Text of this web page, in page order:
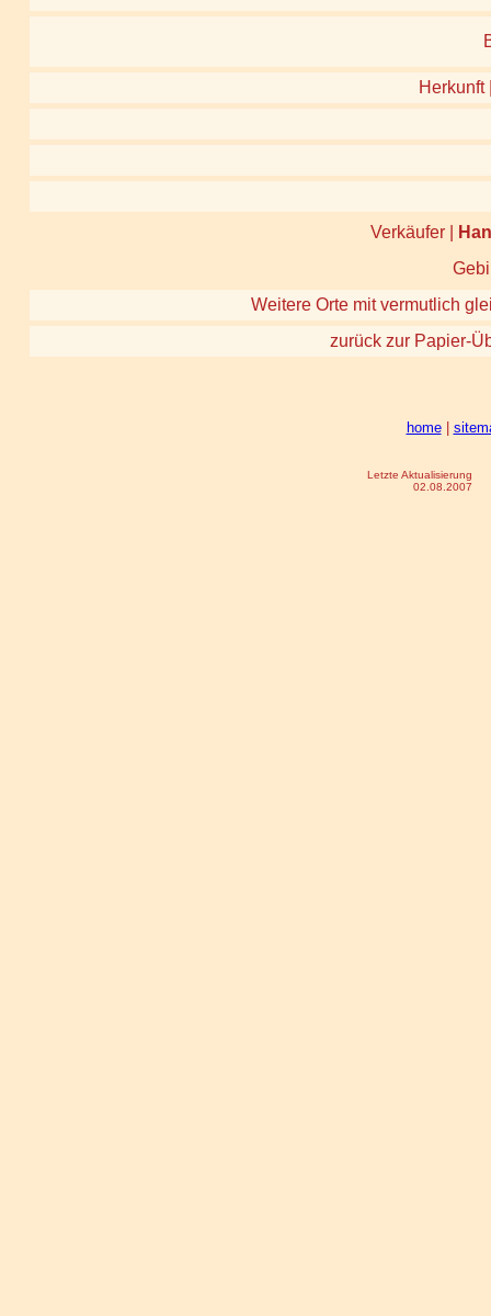
Herkunft
Verkäufer |
Weitere Orte mit vermutlich
zurück zur Papier-
home|
Letzte Aktualisierung
02.08.2007